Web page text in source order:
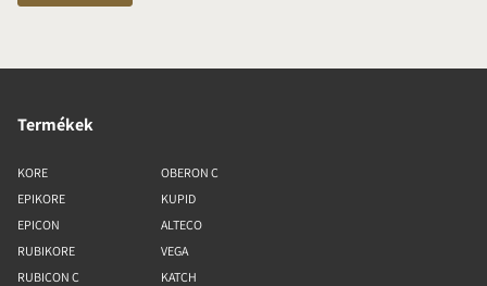
Termékek
KORE
EPIKORE
EPICON
RUBIKORE
RUBICON C
OBERON C
KUPID
ALTECO
VEGA
KATCH